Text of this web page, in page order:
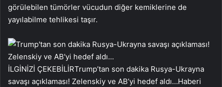
görülebilen tümörler vücudun diğer kemiklerine de
yayılabilme tehlikesi taşır.
İLGİNİZİ ÇEKEBİLİRTrump’tan son dakika Rusya-Ukrayna
savaşı açıklaması! Zelenskiy ve AB’yi hedef aldı…Haberi